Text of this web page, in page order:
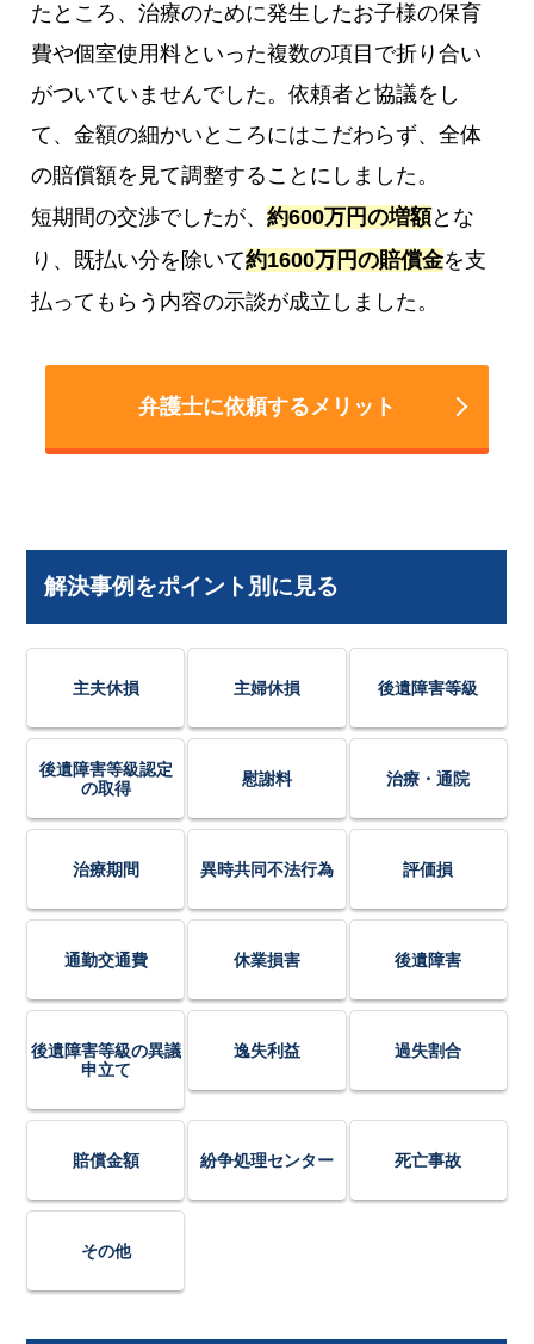
たところ、治療のために発生したお子様の保育
費や個室使用料といった複数の項目で折り合い
がついていませんでした。依頼者と協議をし
て、金額の細かいところにはこだわらず、全体
の賠償額を見て調整することにしました。
短期間の交渉でしたが、約600万円の増額とな
り、既払い分を除いて約1600万円の賠償金を支
払ってもらう内容の示談が成立しました。
弁護士に依頼するメリット
解決事例をポイント別に見る
主夫休損 主婦休損 後遺障害等級
後遺障害等級認定
の取得
慰謝料 治療・通院
治療期間 異時共同不法行為 評価損
通勤交通費 休業損害 後遺障害
後遺障害等級の異議
申立て
逸失利益 過失割合
賠償金額 紛争処理センター 死亡事故
その他